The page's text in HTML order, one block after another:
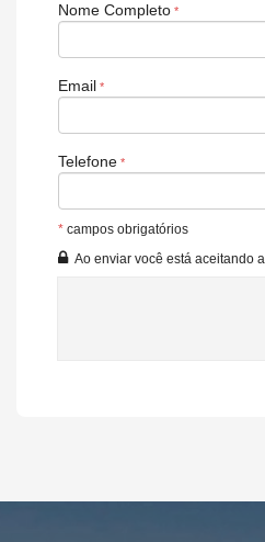
Nome Completo
Email
Telefone
* campos obrigatórios
Ao enviar você está aceitando a